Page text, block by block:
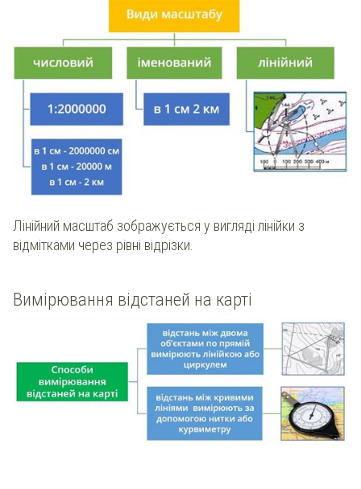
Лінійний масштаб зображується у вигляді лінійки з
відмітками через рівні відрізки.
Вимірювання відстаней на карті